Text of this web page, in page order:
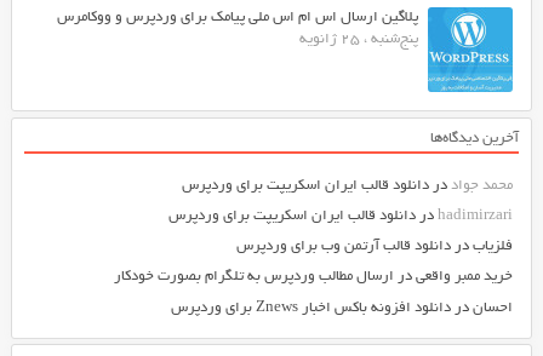
پلاگین ارسال اس ام اس ملی پیامک برای وردپرس و ووکامرس
پنج‌شنبه ، 25 ژانویه
آخرین دیدگاه‌ها
محمد جواددر دانلود قالب ایران اسکریپت برای وردپرس
hadimirzariدر دانلود قالب ایران اسکریپت برای وردپرس
فلزیابدر دانلود قالب آرتمن وب برای وردپرس
خرید ممبر واقعیدر ارسال مطالب وردپرس به تلگرام بصورت خودکار
احساندر دانلود افزونه باکس اخبار Znews برای وردپرس